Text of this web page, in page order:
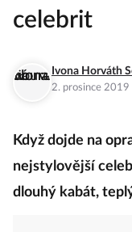
celebrit
Ivona Horváth
2. prosince 2019
Když dojde na
nejstylovější
dlouhý kabát,